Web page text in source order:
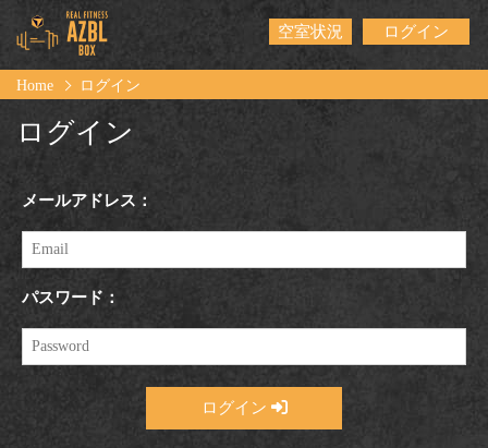
空室状況 ログイン
Home ログイン
ログイン
メールアドレス：
パスワード：
ログイン